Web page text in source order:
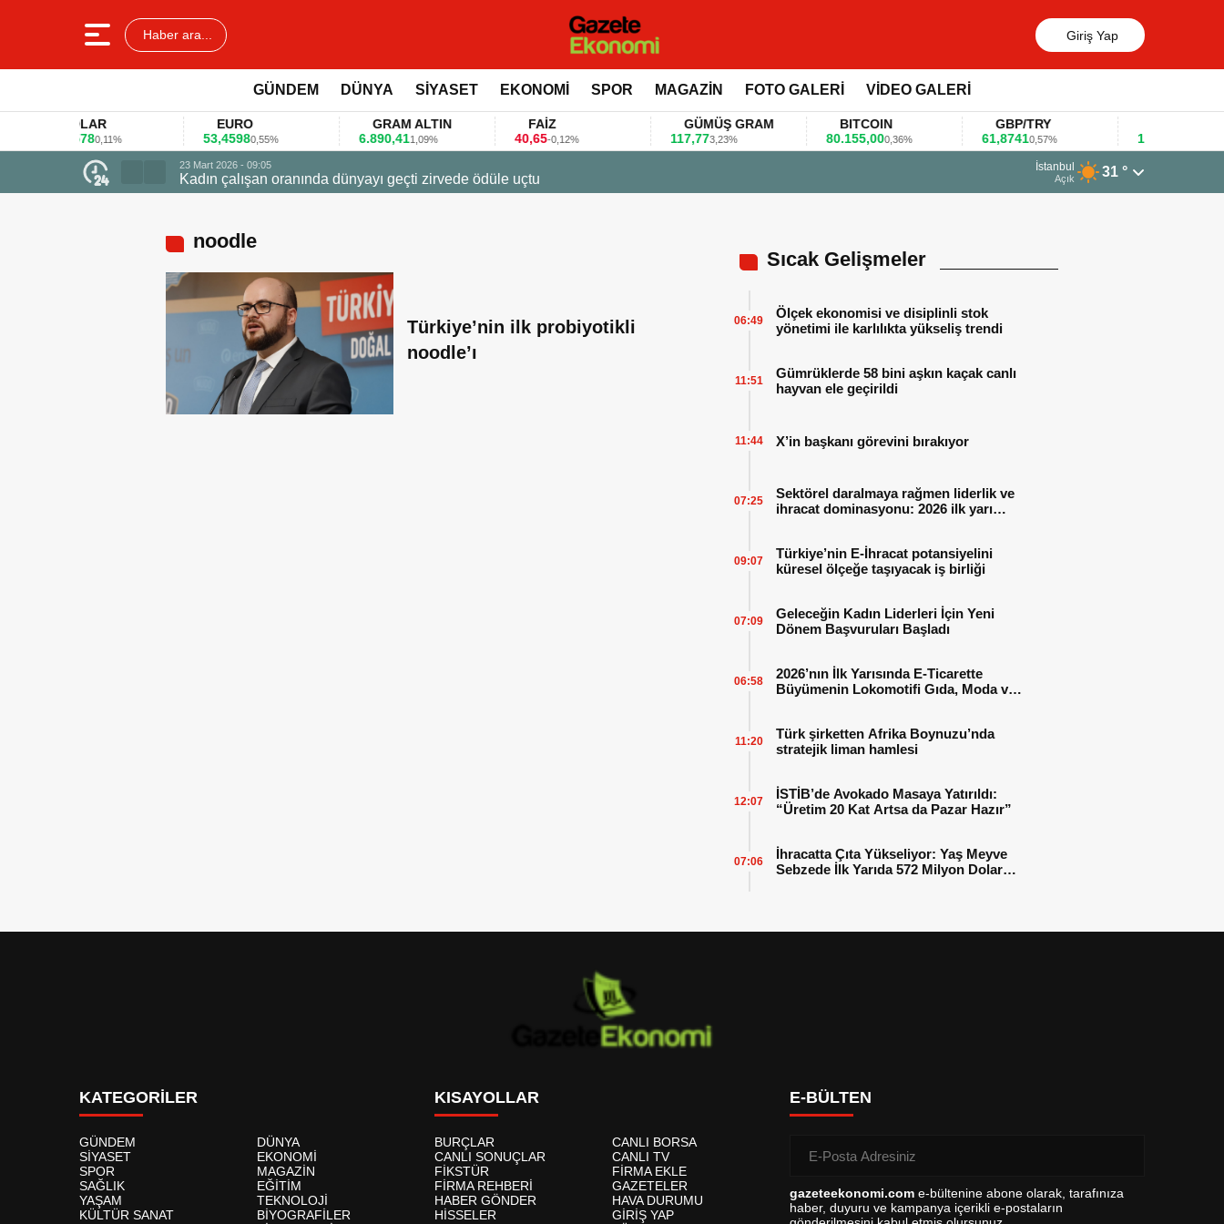
Haber ara... Giriş Yap
GÜNDEM DÜNYA SİYASET EKONOMİ SPOR MAGAZİN FOTO GALERİ VİDEO GALERİ
0,11%
EURO
53,45980,55%
GRAM ALTIN
6.890,411,09%
40,65-0,12%
GÜMÜŞ GRAM
117,773,23%
BITCOIN
80.155,000,36%
GBP/TRY
61,87410,57%
1,1781
zirvede ödüle uçtu
İstanbul
Açık 31 °
noodle
Türkiye’nin ilk probiyotikli
noodle’ı
Sıcak Gelişmeler
Ölçek ekonomisi ve disiplinli stok
yönetimi ile karlılıkta yükseliş trendi
06:49
Gümrüklerde 58 bini aşkın kaçak canlı
hayvan ele geçirildi
11:51
X’in başkanı görevini bırakıyor
11:44
Sektörel daralmaya rağmen liderlik ve
ihracat dominasyonu: 2026 ilk yarı
07:25
Türkiye’nin E-İhracat potansiyelini
küresel ölçeğe taşıyacak iş birliği
09:07
Geleceğin Kadın Liderleri İçin Yeni
Dönem Başvuruları Başladı
07:09
2026’nın İlk Yarısında E-Ticarette
Büyümenin Lokomotifi Gıda, Moda ve
06:58
Türk şirketten Afrika Boynuzu’nda
stratejik liman hamlesi
11:20
İSTİB’de Avokado Masaya Yatırıldı:
“Üretim 20 Kat Artsa da Pazar Hazır”
12:07
İhracatta Çıta Yükseliyor: Yaş Meyve
Sebzede İlk Yarıda 572 Milyon Dolar
07:06
KATEGORİLER
GÜNDEM
DÜNYA
SİYASET
EKONOMİ
SPOR
MAGAZİN
SAĞLIK
EĞİTİM
YAŞAM
TEKNOLOJİ
KÜLTÜR SANAT
BİYOGRAFİLER
KISAYOLLAR
BURÇLAR
CANLI BORSA
CANLI SONUÇLAR
CANLI TV
FİKSTÜR
FİRMA EKLE
FİRMA REHBERİ
GAZETELER
HABER GÖNDER
HAVA DURUMU
HİSSELER
GİRİŞ YAP
E-BÜLTEN
gazeteekonomi.com e-bültenine abone olarak, tarafınıza
haber, duyuru ve kampanya içerikli e-postaların